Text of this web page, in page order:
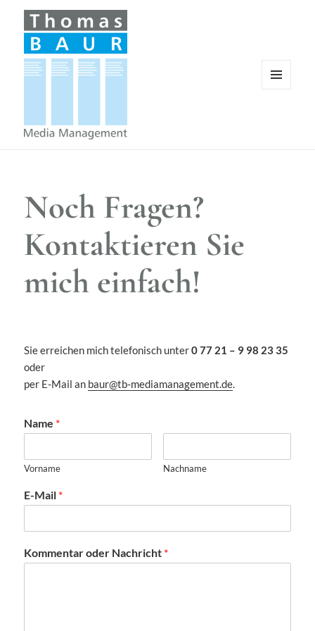
Noch Fragen?
Kontaktieren Sie
mich einfach!
Sie erreichen mich telefonisch unter0 77 21 – 9 98 23 35
oder
per E-Mail an baur@tb-mediamanagement.de.
Name *
Vorname Nachname
E-Mail *
Kommentar oder Nachricht *